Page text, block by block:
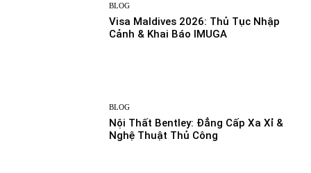
BLOG
Visa Maldives 2026: Thủ Tục Nhập
Cảnh & Khai Báo IMUGA
BLOG
Nội Thất Bentley: Đẳng Cấp Xa Xỉ &
Nghệ Thuật Thủ Công